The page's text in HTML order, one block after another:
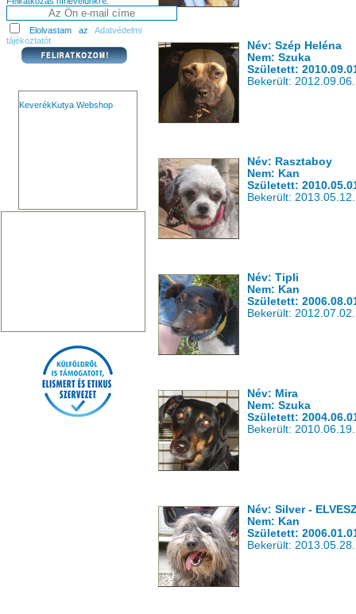
Elolvastam az Adatvédelmi
tájékoztatót
KeverékKutya Webshop
Név: Szép Heléna
Nem: Szuka
Született:
Bekerült: 2012.09.06.
Név: Rasztaboy
Nem: Kan
Született:
Bekerült: 2013.05.12.
Név: Tipli
Nem: Kan
Született:
Bekerült: 2012.07.02.
Név: Mira
Nem: Szuka
Született:
Bekerült: 2010.06.19.
Név: Silver -
Nem: Kan
Született:
Bekerült: 2013.05.28.